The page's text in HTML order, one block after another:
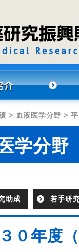
> 血液医学分野 >
学分野
助成 若手研
０年度